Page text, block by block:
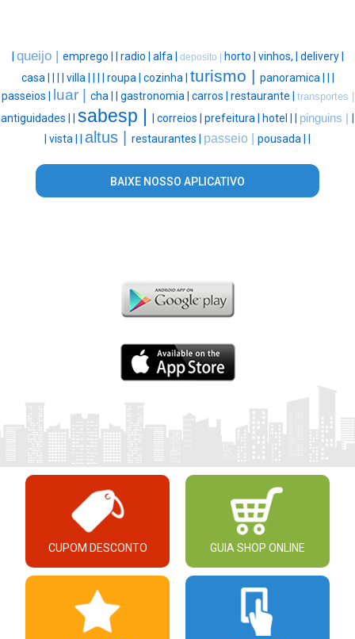
| queijo | emprego | | radio | alfa | deposito | horto | vinhos, | delivery |
casa | | | | villa | | | | roupa | cozinha | turismo | panoramica | | |
passeios | luar | cha | | gastronomia | carros | restaurante | transportes |
antiguidades | | sabesp | | correios | prefeitura | hotel | | pinguins | |
| vista | | altus | restaurantes | passeio | pousada | |
BAIXE NOSSO APLICATIVO
CUPOM DESCONTO GUIA SHOP ONLINE